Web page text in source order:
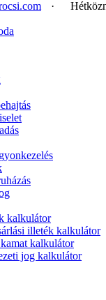
·
kalkulátor
illeték kalkulátor
kalkulátor
jog kalkulátor